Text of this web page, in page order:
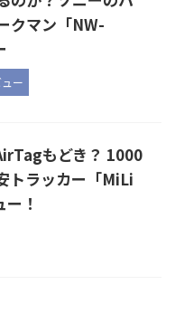
クマン「NW-
ー
もどき？ 1000
トラッカー「MiLi
！